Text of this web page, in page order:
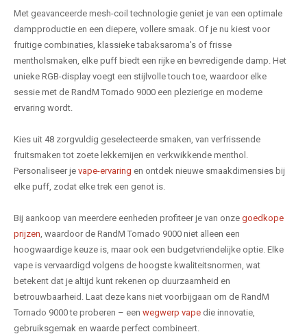
Met geavanceerde mesh-coil technologie geniet je van een optimale
dampproductie en een diepere, vollere smaak. Of je nu kiest voor
fruitige combinaties, klassieke tabaksaroma's of frisse
mentholsmaken, elke puff biedt een rijke en bevredigende damp. Het
unieke RGB-display voegt een stijlvolle touch toe, waardoor elke
sessie met de RandM Tornado 9000 een plezierige en moderne
ervaring wordt.
Kies uit 48 zorgvuldig geselecteerde smaken, van verfrissende
fruitsmaken tot zoete lekkernijen en verkwikkende menthol.
Personaliseer je vape-ervaring en ontdek nieuwe smaakdimensies bij
elke puff, zodat elke trek een genot is.
Bij aankoop van meerdere eenheden profiteer je van onze goedkope
prijzen , waardoor de RandM Tornado 9000 niet alleen een
hoogwaardige keuze is, maar ook een budgetvriendelijke optie. Elke
vape is vervaardigd volgens de hoogste kwaliteitsnormen, wat
betekent dat je altijd kunt rekenen op duurzaamheid en
betrouwbaarheid. Laat deze kans niet voorbijgaan om de RandM
Tornado 9000 te proberen – een wegwerp vape die innovatie,
gebruiksgemak en waarde perfect combineert.